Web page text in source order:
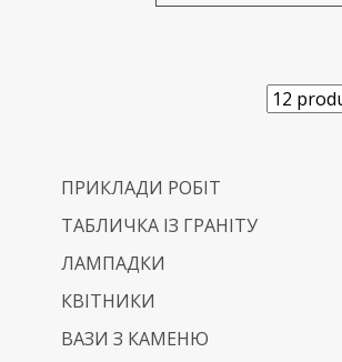
ПРИКЛАДИ РОБІТ
ТАБЛИЧКА ІЗ ГРАНІТУ
ЛАМПАДКИ
КВІТНИКИ
ВАЗИ З КАМЕНЮ